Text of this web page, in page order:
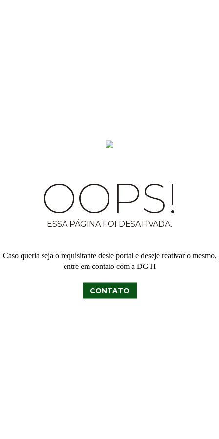
OOPS!
ESSA PÁGINA FOI DESATIVADA.
Caso queria seja o requisitante deste portal e deseje reativar o mesmo,
entre em contato com a DGTI
CONTATO